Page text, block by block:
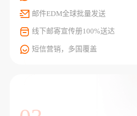
邮件EDM全球批量发送
线下邮寄宣传册100%送达
短信营销，多国覆盖